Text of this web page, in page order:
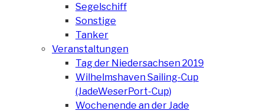
Segelschiff
Sonstige
Tanker
Veranstaltungen
Tag der Niedersachsen 2019
Wilhelmshaven Sailing-Cup
(JadeWeserPort-Cup)
Wochenende an der Jade